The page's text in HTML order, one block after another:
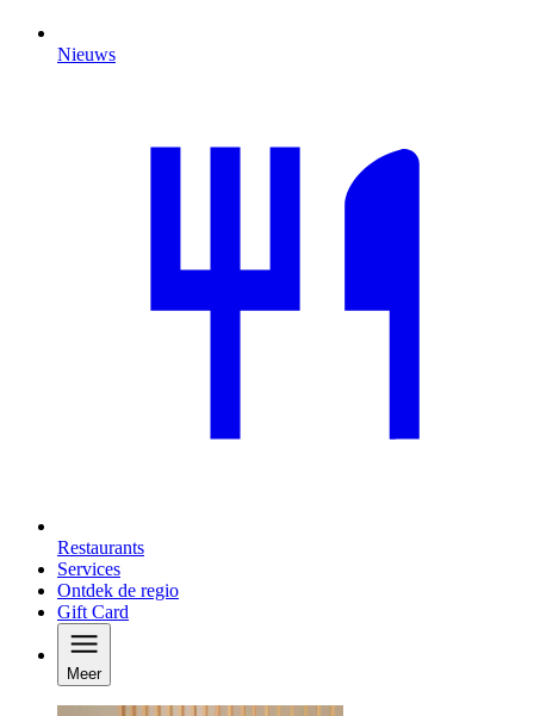
Nieuws
Restaurants
Services
Ontdek de regio
Gift Card
Meer